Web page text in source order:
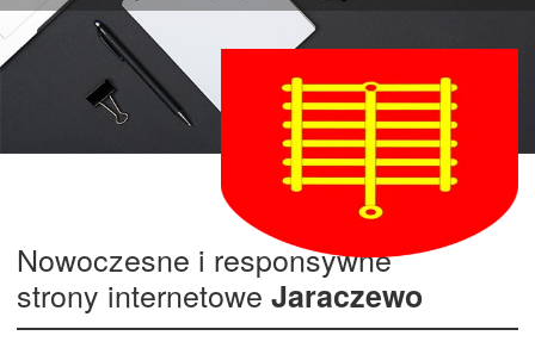
Nowoczesne i responsywne
strony internetowe Jaraczewo